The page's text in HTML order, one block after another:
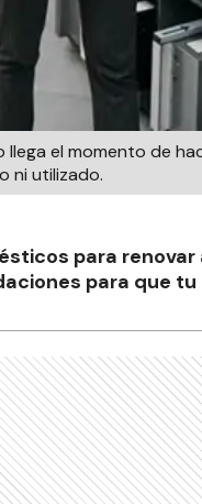
el momento de
ni utilizado.
para renovar
para que